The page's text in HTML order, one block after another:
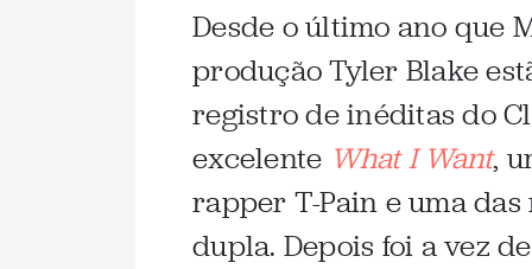
Desde o último ano que
produção Tyler Blake
registro de inéditas do
excelente What I Want,
rapper T-Pain e uma
dupla. Depois foi a vez